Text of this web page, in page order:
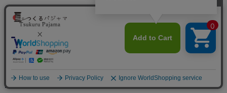
メニュー
滋賀と京都に自社工場をもつ、創業70年岩本繊維。大
手百貨店やインテリアショップ、寝具店へのパジャマの
卸し、ホテル等の館内着製造は年間10,000枚以上の多
数販売実績がございます。原材料を輸入、染、織、加工
縫製をすべて日本国内で行っているパジャマ専門店で